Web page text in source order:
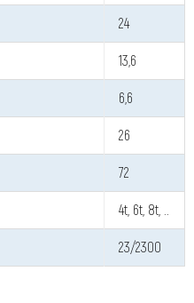
24
13,6
6,6
26
72
4t, 6t, 8t, ..
23/2300